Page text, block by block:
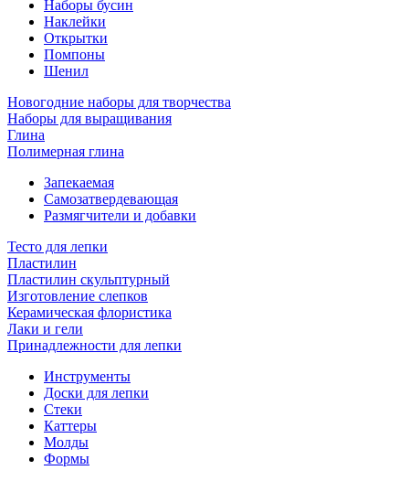
Наборы бусин
Наклейки
Открытки
Помпоны
Шенил
Новогодние наборы для творчества
Наборы для выращивания
Глина
Полимерная глина
Запекаемая
Самозатвердевающая
Размягчители и добавки
Тесто для лепки
Пластилин
Пластилин скульптурный
Изготовление слепков
Керамическая флористика
Лаки и гели
Принадлежности для лепки
Инструменты
Доски для лепки
Стеки
Каттеры
Молды
Формы